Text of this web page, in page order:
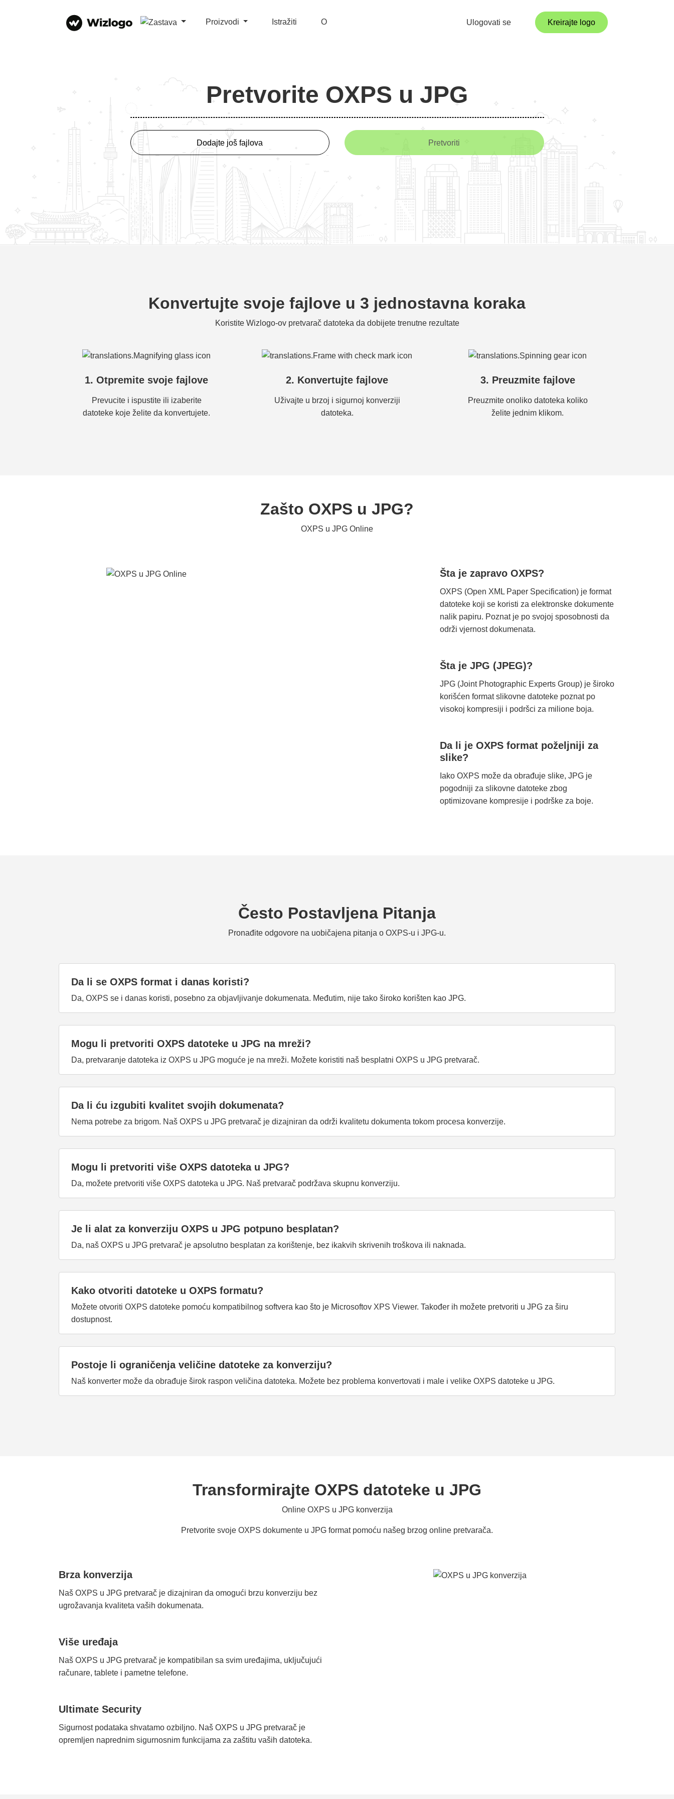
Proizvodi Istražiti O Ulogovati se Kreirajte logo
Pretvorite OXPS u JPG
Dodajte još fajlova Pretvoriti
Konvertujte svoje fajlove u 3 jednostavna koraka
Koristite Wizlogo-ov pretvarač datoteka da dobijete trenutne rezultate
1. Otpremite svoje fajlove
Prevucite i ispustite ili izaberite
datoteke koje želite da konvertujete.
2. Konvertujte fajlove
Uživajte u brzoj i sigurnoj konverziji
datoteka.
3. Preuzmite fajlove
Preuzmite onoliko datoteka koliko
želite jednim klikom.
Zašto OXPS u JPG?
OXPS u JPG Online
Šta je zapravo OXPS?
OXPS (Open XML Paper Specification) je format
datoteke koji se koristi za elektronske dokumente
nalik papiru. Poznat je po svojoj sposobnosti da
održi vjernost dokumenata.
Šta je JPG (JPEG)?
JPG (Joint Photographic Experts Group) je široko
korišćen format slikovne datoteke poznat po
visokoj kompresiji i podršci za milione boja.
Da li je OXPS format poželjniji za
slike?
Iako OXPS može da obrađuje slike, JPG je
pogodniji za slikovne datoteke zbog
optimizovane kompresije i podrške za boje.
Često Postavljena Pitanja
Pronađite odgovore na uobičajena pitanja o OXPS-u i JPG-u.
Da li se OXPS format i danas koristi?
Da, OXPS se i danas koristi, posebno za objavljivanje dokumenata. Međutim, nije tako široko korišten kao JPG.
Mogu li pretvoriti OXPS datoteke u JPG na mreži?
Da, pretvaranje datoteka iz OXPS u JPG moguće je na mreži. Možete koristiti naš besplatni OXPS u JPG pretvarač.
Da li ću izgubiti kvalitet svojih dokumenata?
Nema potrebe za brigom. Naš OXPS u JPG pretvarač je dizajniran da održi kvalitetu dokumenta tokom procesa konverzije.
Mogu li pretvoriti više OXPS datoteka u JPG?
Da, možete pretvoriti više OXPS datoteka u JPG. Naš pretvarač podržava skupnu konverziju.
Je li alat za konverziju OXPS u JPG potpuno besplatan?
Da, naš OXPS u JPG pretvarač je apsolutno besplatan za korištenje, bez ikakvih skrivenih troškova ili naknada.
Kako otvoriti datoteke u OXPS formatu?
Možete otvoriti OXPS datoteke pomoću kompatibilnog softvera kao što je Microsoftov XPS Viewer. Također ih možete pretvoriti u JPG za širu
dostupnost.
Postoje li ograničenja veličine datoteke za konverziju?
Naš konverter može da obrađuje širok raspon veličina datoteka. Možete bez problema konvertovati i male i velike OXPS datoteke u JPG.
Transformirajte OXPS datoteke u JPG
Online OXPS u JPG konverzija
Pretvorite svoje OXPS dokumente u JPG format pomoću našeg brzog online pretvarača.
Brza konverzija
Naš OXPS u JPG pretvarač je dizajniran da omogući brzu konverziju bez
ugrožavanja kvaliteta vaših dokumenata.
Više uređaja
Naš OXPS u JPG pretvarač je kompatibilan sa svim uređajima, uključujući
računare, tablete i pametne telefone.
Ultimate Security
Sigurnost podataka shvatamo ozbiljno. Naš OXPS u JPG pretvarač je
opremljen naprednim sigurnosnim funkcijama za zaštitu vaših datoteka.